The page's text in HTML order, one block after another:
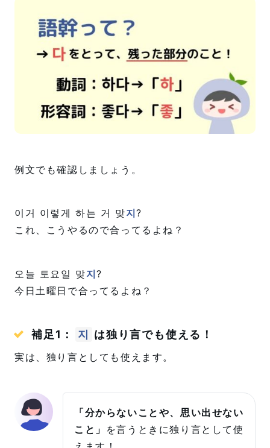
例文でも確認しましょう。
이거 이렇게 하는 거 맞지?
これ、こうやるので合ってるよね？
오늘 토요일 맞지?
今日土曜日で合ってるよね？
補足1： 지 は独り言でも使える！
実は、独り言としても使えます。
「分からないことや、思い出せない
こと」 を言うときに独り言として使